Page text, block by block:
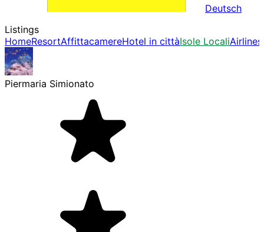
Deutsch
Listings
HomeResortAffittacamereHotel in cittàIsole LocaliAirlines
Piermaria Simionato